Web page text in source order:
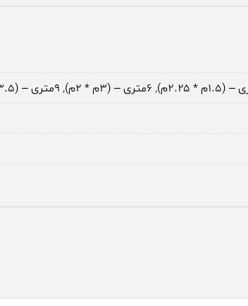
, ۶متری – (۳م * ۲م) , ۹متری – (۳.۵م * ۲.۵م)